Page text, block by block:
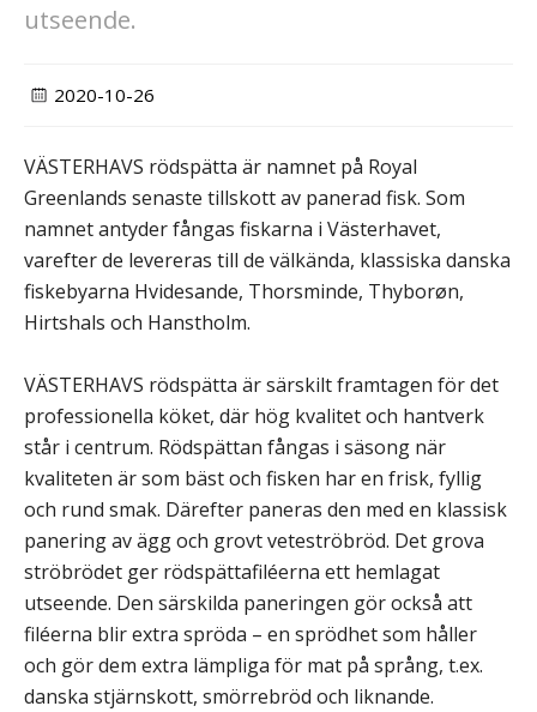
utseende.
2020-10-26
VÄSTERHAVS rödspätta är namnet på Royal
Greenlands senaste tillskott av panerad fisk. Som
namnet antyder fångas fiskarna i Västerhavet,
varefter de levereras till de välkända, klassiska danska
fiskebyarna Hvidesande, Thorsminde, Thyborøn,
Hirtshals och Hanstholm.
VÄSTERHAVS rödspätta är särskilt framtagen för det
professionella köket, där hög kvalitet och hantverk
står i centrum. Rödspättan fångas i säsong när
kvaliteten är som bäst och fisken har en frisk, fyllig
och rund smak. Därefter paneras den med en klassisk
panering av ägg och grovt veteströbröd. Det grova
ströbrödet ger rödspättafiléerna ett hemlagat
utseende. Den särskilda paneringen gör också att
filéerna blir extra spröda – en sprödhet som håller
och gör dem extra lämpliga för mat på språng, t.ex.
danska stjärnskott, smörrebröd och liknande.